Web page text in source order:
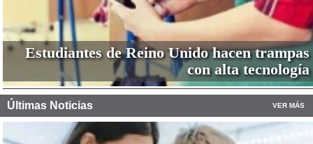
Estudiantes de Reino Unido hacen trampas
con alta tecnología
Últimas Noticias VER MÁS